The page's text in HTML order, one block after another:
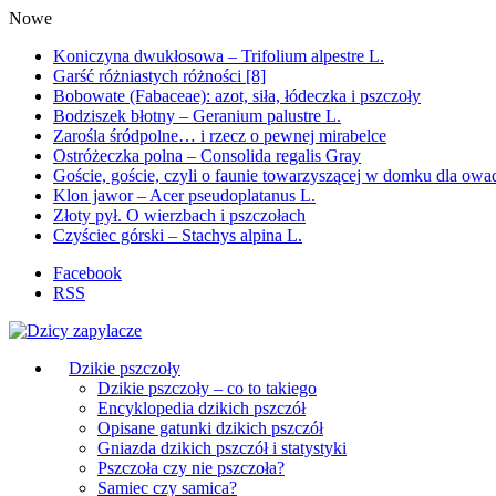
Nowe
Koniczyna dwukłosowa – Trifolium alpestre L.
Garść różniastych różności [8]
Bobowate (Fabaceae): azot, siła, łódeczka i pszczoły
Bodziszek błotny – Geranium palustre L.
Zarośla śródpolne… i rzecz o pewnej mirabelce
Ostróżeczka polna – Consolida regalis Gray
Goście, goście, czyli o faunie towarzyszącej w domku dla
Klon jawor – Acer pseudoplatanus L.
Złoty pył. O wierzbach i pszczołach
Czyściec górski – Stachys alpina L.
Facebook
RSS
Dzikie pszczoły
Dzikie pszczoły – co to takiego
Encyklopedia dzikich pszczół
Opisane gatunki dzikich pszczół
Gniazda dzikich pszczół i statystyki
Pszczoła czy nie pszczoła?
Samiec czy samica?